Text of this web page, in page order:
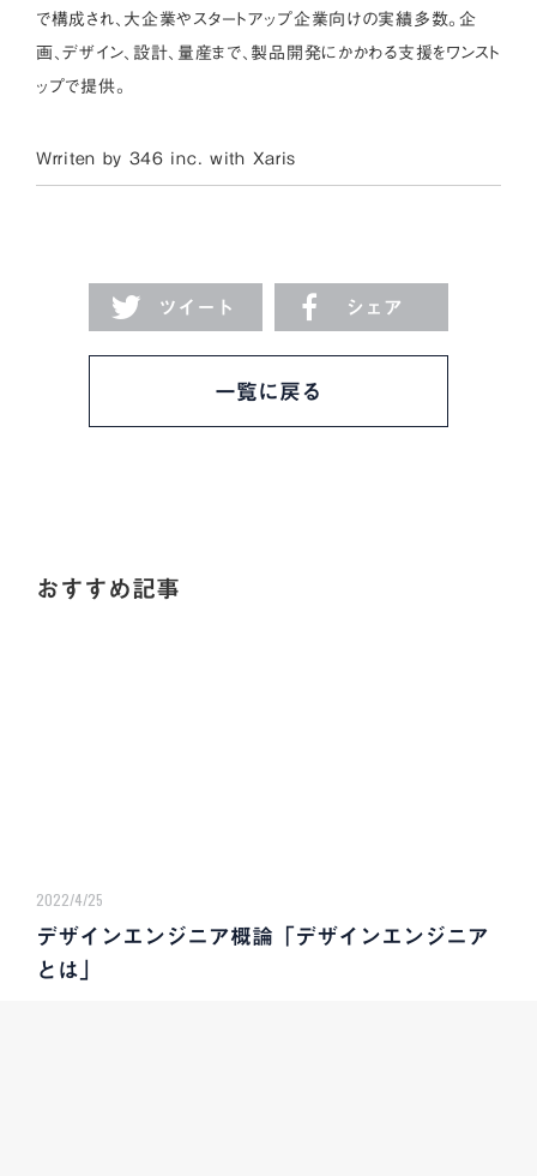
で構成され、大企業やスタートアップ企業向けの実績多数。企
画、デザイン、設計、量産まで、製品開発にかかわる支援をワンスト
ップで提供。
Wrriten by 346 inc. with Xaris
ツイート シェア
一覧に戻る
おすすめ記事
2022/4/25
デザインエンジニア概論「デザインエンジニア
とは」